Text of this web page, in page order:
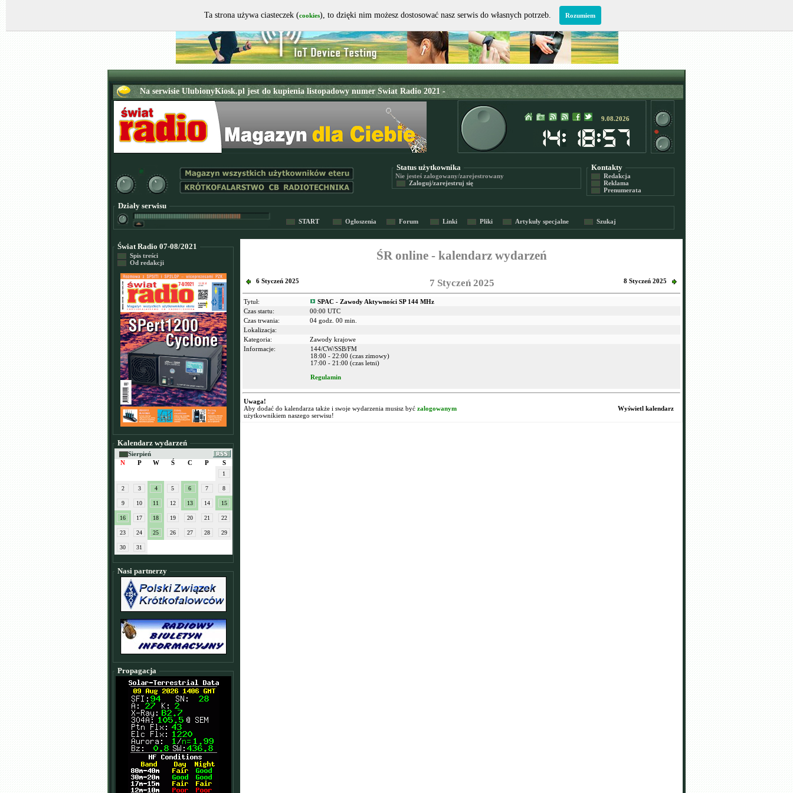
9.08.2026
Status użytkownika
Nie jesteś zalogowany/zarejestrowany
Zaloguj/zarejestruj się
Kontakty
Redakcja
Reklama
Prenumerata
Działy serwisu
START Ogłoszenia Forum Linki Pliki Artykuły specjalne Szukaj
Świat Radio 07-08/2021
Spis treści
Od redakcji
Kalendarz wydarzeń
Sierpień
N
P W Ś C P S
1
2 3 4 5 6 7 8
9 10 11 12 13 14 15
16 17 18 19 20 21 22
23 24 25 26 27 28 29
30 31
Nasi partnerzy
Propagacja
ŚR online - kalendarz wydarzeń
6 Styczeń 2025 7 Styczeń 2025 8 Styczeń 2025
Tytuł:
SPAC - Zawody Aktywności SP 144 MHz
Czas startu:
00:00 UTC
Czas trwania:
04 godz. 00 min.
Lokalizacja:
Kategoria:
Zawody krajowe
Informacje:
144/CW/SSB/FM
18:00 - 22:00 (czas zimowy)
17:00 - 21:00 (czas letni)
Regulamin
Uwaga!
Aby dodać do kalendarza także i swoje wydarzenia musisz być zalogowanym
użytkownikiem naszego serwisu!
Wyświetl kalendarz
Ta strona używa ciasteczek (cookies), to dzięki nim możesz dostosować nasz serwis do własnych potrzeb. Rozumiem